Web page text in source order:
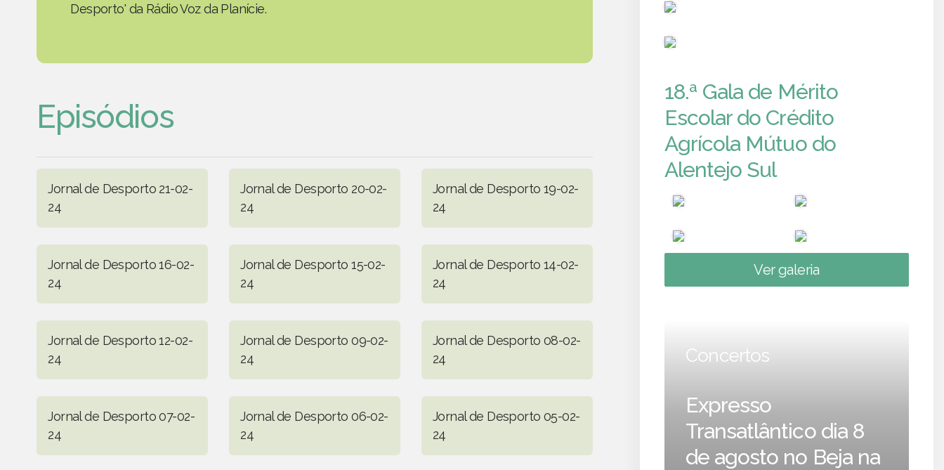
Desporto' da Rádio Voz da Planície.
Episódios
Jornal de Desporto 21-02-
24
Jornal de Desporto 20-02-
24
Jornal de Desporto 19-02-
24
Jornal de Desporto 16-02-
24
Jornal de Desporto 15-02-
24
Jornal de Desporto 14-02-
24
Jornal de Desporto 12-02-
24
Jornal de Desporto 09-02-
24
Jornal de Desporto 08-02-
24
Jornal de Desporto 07-02-
24
Jornal de Desporto 06-02-
24
Jornal de Desporto 05-02-
24
18.ª Gala de Mérito
Escolar do Crédito
Agrícola Mútuo do
Alentejo Sul
Ver galeria
Concertos
Expresso
Transatlântico dia 8
de agosto no Beja na